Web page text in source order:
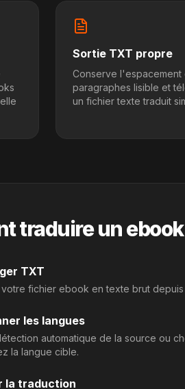
Sortie TXT propre
Conserve l'espacement
paragraphes lisible et
un fichier texte traduit
traduire un
TXT
votre fichier ebook en texte brut
les langues
automatique de la source ou
la langue cible.
la traduction